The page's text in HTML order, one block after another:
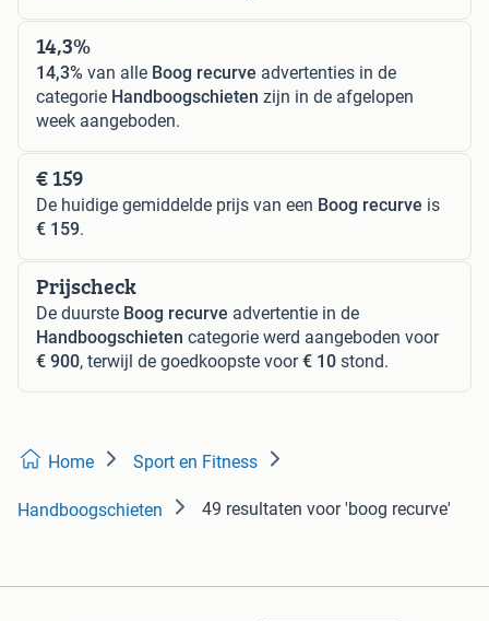
14,3%
14,3% van alle Boog recurve advertenties in de
categorie Handboogschieten zijn in de afgelopen
week aangeboden.
€ 159
De huidige gemiddelde prijs van een Boog recurve is
€ 159.
Prijscheck
De duurste Boog recurve advertentie in de
Handboogschieten categorie werd aangeboden voor
€ 900, terwijl de goedkoopste voor€ 10 stond.
Home Sport en Fitness
Handboogschieten 49 resultaten voor 'boog recurve'